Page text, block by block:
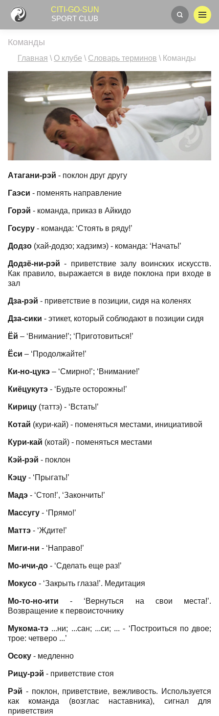
CITI-GO-SUN
SPORT CLUB
Команды
Главная \ О клубе \ Словарь терминов \ Команды
Атагани-рэй - поклон друг другу
Гаэси - поменять направление
Горэй - команда, приказ в Айкидо
Госуру - команда: ‘Стоять в ряду!’
Додзо (хай-додзо; хадзимэ) - команда: ‘Начать!’
Додзё-ни-рэй - приветствие залу воинских искусств.
Как правило, выражается в виде поклона при входе в
зал
Дза-рэй - приветствие в позиции, сидя на коленях
Дза-сики - этикет, который соблюдают в позиции сидя
Ёй – ‘Внимание!’; ‘Приготовиться!’
Ёси – ‘Продолжайте!’
Ки-но-цукэ – ‘Смирно!’; ‘Внимание!’
Киёцукутэ - ‘Будьте осторожны!’
Кирицу (таттэ) - ‘Встать!’
Котай (кури-кай) - поменяться местами, инициативой
Кури-кай (котай) - поменяться местами
Кэй-рэй - поклон
Кэцу - ‘Прыгать!’
Мадэ - ‘Стоп!’, ‘Закончить!’
Массугу - ‘Прямо!’
Маттэ - ‘Ждите!’
Миги-ни - ‘Направо!’
Мо-ичи-до - ‘Сделать еще раз!’
Мокусо - ‘Закрыть глаза!’. Медитация
Мо-то-но-ити - ‘Вернуться на свои места!’.
Возвращение к первоисточнику
Мукома-тэ ...ни; ...сан; ...си; ... - ‘Построиться по двое;
трое: четверо ...’
Осоку - медленно
Рицу-рэй - приветствие стоя
Рэй - поклон, приветствие, вежливость. Используется
как команда (возглас наставника), сигнал для
приветствия